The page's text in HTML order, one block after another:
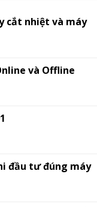
cắt nhiệt và máy
và Offline
đầu tư đúng máy